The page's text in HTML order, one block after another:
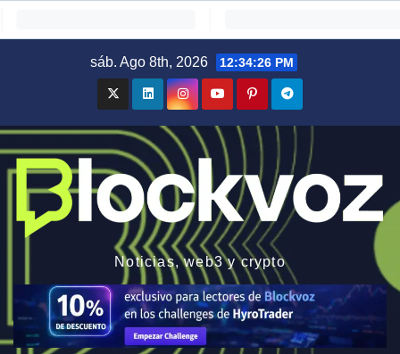
sáb. Ago 8th, 2026 12:34:27 PM
Noticias, web3 y crypto